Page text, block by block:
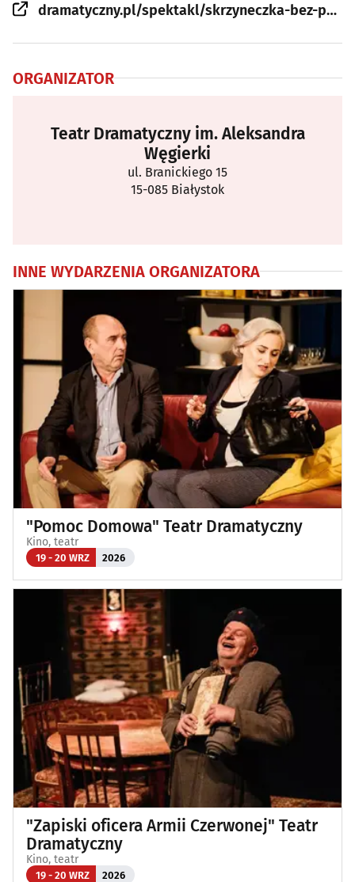
dramatyczny.pl/spektakl/skrzyneczka-bez-pudla/
ORGANIZATOR
Teatr Dramatyczny im. Aleksandra
Węgierki
ul. Branickiego 15
15-085 Białystok
INNE WYDARZENIA ORGANIZATORA
"Pomoc Domowa" Teatr Dramatyczny
Kino, teatr
19 - 20 WRZ 2026
"Zapiski oficera Armii Czerwonej" Teatr
Dramatyczny
Kino, teatr
19 - 20 WRZ 2026